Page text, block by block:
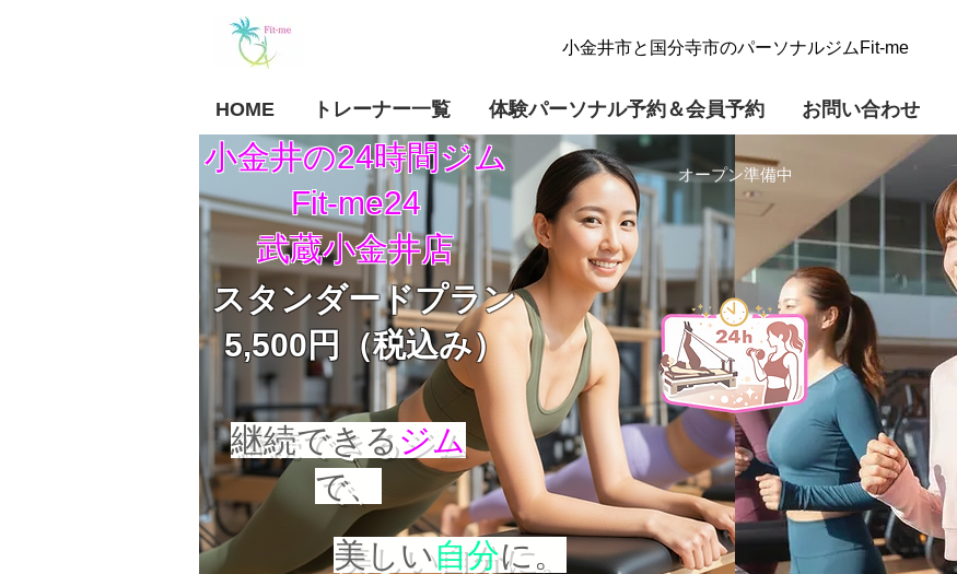
​小金井市と国分寺市のパーソナルジムFit-me
HOME トレーナー一覧 体験パーソナル予約＆会員予約 お問い合わせ
スタンダードプラン
5,500円（税込み）
小金井の24時間ジム
Fit-me24
武蔵小金井店
継続できるジム
で、
美しい自分に。
​オープン準備中